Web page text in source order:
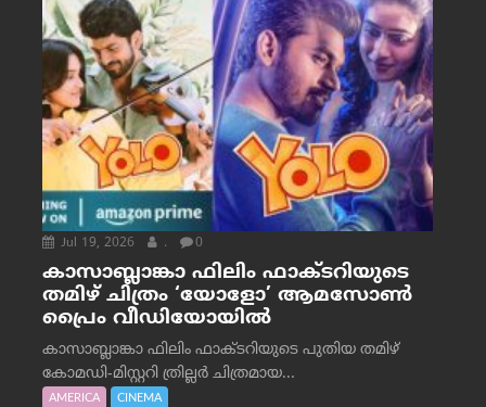
Jul 19, 2026 . 0
കാസാബ്ലാങ്കാ ഫിലിം ഫാക്ടറിയുടെ
തമിഴ് ചിത്രം ‘യോളോ’ ആമസോൺ
പ്രൈം വീഡിയോയിൽ
കാസാബ്ലാങ്കാ ഫിലിം ഫാക്ടറിയുടെ പുതിയ തമിഴ്
കോമഡി-മിസ്റ്ററി ത്രില്ലർ ചിത്രമായ...
AMERICA CINEMA